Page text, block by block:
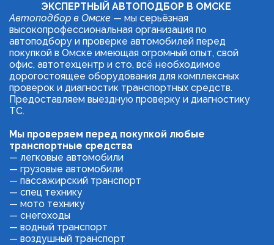
ЭКСПЕРТНЫЙ АВТОПОДБОР В ОМСКЕ
Автоподбор в Омске — мы серьёзная
высокопрофессиональная организация по
автоподбору и проверке автомобилей перед
покупкой в Омске имеющая огромный опыт, свой
офис, автотехцентр и сто, всё необходимое
дорогостоящее оборудования для комплексных
проверок и диагностик транспортных средств.
Предоставляем выездную проверку и диагностику
ТС.
Мы проверяем перед покупкой любые
транспортные средства
— легковые автомобили
— грузовые автомобили
— пассажирский транспорт
— спец технику
— мото технику
— снегоходы
— водный транспорт
— воздушный транспорт